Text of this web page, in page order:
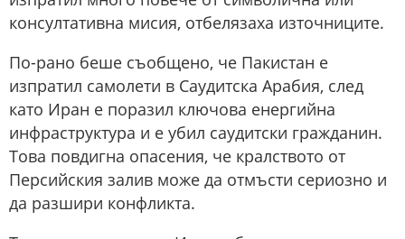
консултативна мисия, отбелязаха източниците.
По-рано беше съобщено, че Пакистан е
изпратил самолети в Саудитска Арабия, след
като Иран е поразил ключова енергийна
инфраструктура и е убил саудитски гражданин.
Това повдигна опасения, че кралството от
Персийския залив може да отмъсти сериозно и
да разшири конфликта.